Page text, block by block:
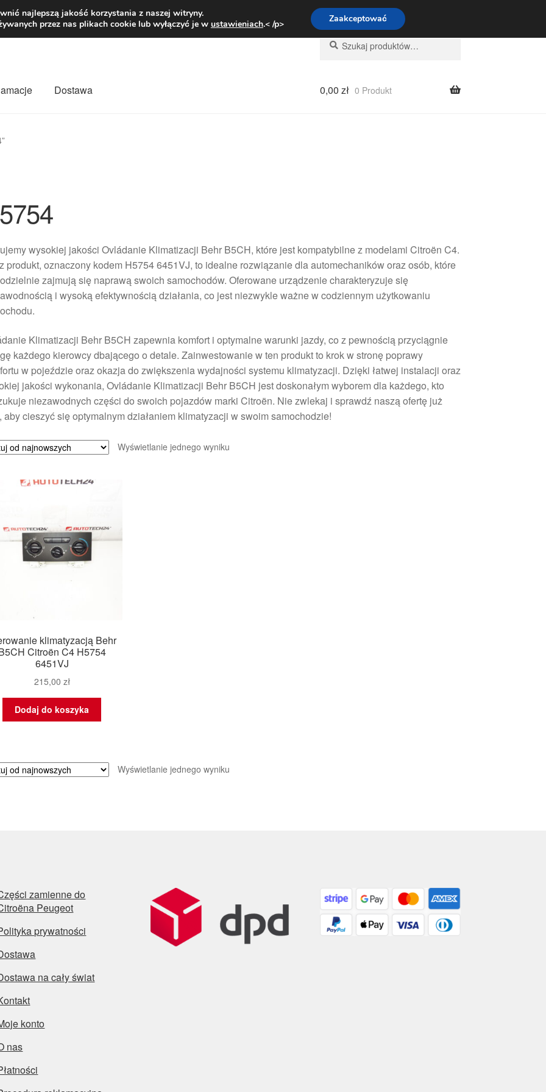
zł Pn.-pt. 9:00-16:00800 003 167
Szukaj:
Szukaj
Dostawa 0,00 zł 0 Produkt
wysokiej jakości Ovládanie Klimatizacji Behr B5CH, które jest kompatybilne z modelami Citroën C4.
produkt, oznaczony kodem H5754 6451VJ, to idealne rozwiązanie dla automechaników oraz osób, które
zajmują się naprawą swoich samochodów. Oferowane urządzenie charakteryzuje się
i wysoką efektywnością działania, co jest niezwykle ważne w codziennym użytkowaniu
Klimatizacji Behr B5CH zapewnia komfort i optymalne warunki jazdy, co z pewnością przyciągnie
każdego kierowcy dbającego o detale. Zainwestowanie w ten produkt to krok w stronę poprawy
w pojeździe oraz okazja do zwiększenia wydajności systemu klimatyzacji. Dzięki łatwej instalacji oraz
jakości wykonania, Ovládanie Klimatizacji Behr B5CH jest doskonałym wyborem dla każdego, kto
niezawodnych części do swoich pojazdów marki Citroën. Nie zwlekaj i sprawdź naszą ofertę już
aby cieszyć się optymalnym działaniem klimatyzacji w swoim samochodzie!
Wyświetlanie jednego wyniku
klimatyzacją Behr
Citroën C4 H5754
6451VJ
215,00 zł
Dodaj do koszyka
Wyświetlanie jednego wyniku
zamienne do
Peugeot
prywatności
na cały świat
konto
nas
najlepszą jakość korzystania z naszej witryny.
przez nas plikach cookie lub wyłączyć je w ustawieniach.< /p> Zaakceptować